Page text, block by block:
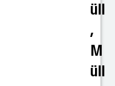
üll
,
M
üll